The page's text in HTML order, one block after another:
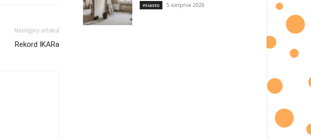
Następny artykuł
Rekord IKARa
miasto 5 sierpnia 2026